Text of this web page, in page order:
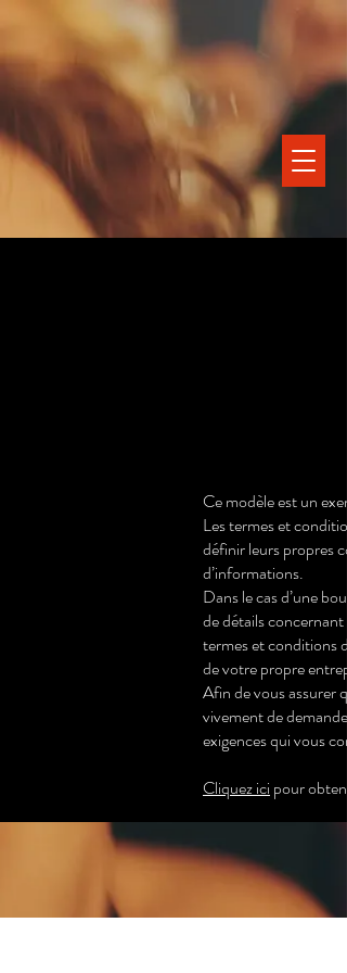
Ce modèle est un
Les termes et
définir leurs propres
d’informations.
Dans le cas d’une
de détails
termes et conditions
de votre propre
Afin de vous assurer
vivement de
exigences qui vous
Cliquez ici pour